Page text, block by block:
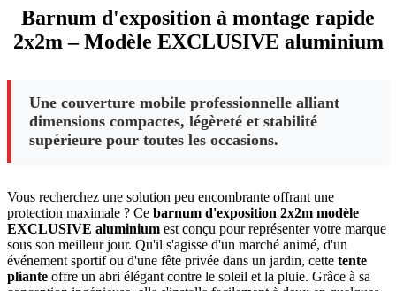
Barnum d'exposition à montage rapide
2x2m – Modèle EXCLUSIVE aluminium
Une couverture mobile professionnelle alliant
dimensions compactes, légèreté et stabilité
supérieure pour toutes les occasions.
Vous recherchez une solution peu encombrante offrant une
protection maximale ? Ce barnum d'exposition 2x2m modèle
EXCLUSIVE aluminium est conçu pour représenter votre marque
sous son meilleur jour. Qu'il s'agisse d'un marché animé, d'un
événement sportif ou d'une fête privée dans un jardin, cette tente
pliante offre un abri élégant contre le soleil et la pluie. Grâce à sa